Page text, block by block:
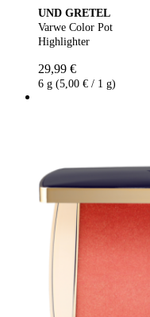
UND GRETEL
Varwe Color Pot
Highlighter
29,99 €
6 g (5,00 € / 1 g)